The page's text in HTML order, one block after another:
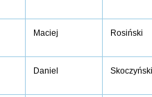
Maciej Rosiński
Daniel Skoczyński